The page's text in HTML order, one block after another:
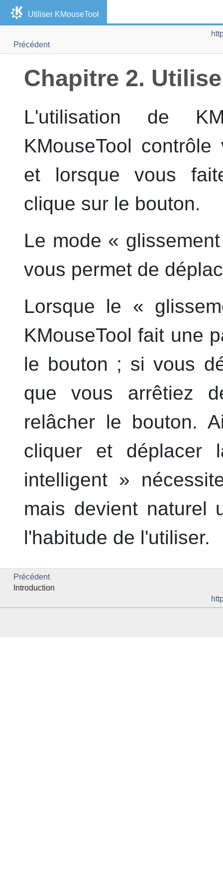
Utiliser KMouseTool
Précédent
Chapitre 2.
L'utilisation de
KMouseTool contrôle
et lorsque vous
clique sur le bouton.
Le mode «
vous permet de
Lorsque le «
KMouseTool fait une
le bouton ; si vous
que vous arrêtiez
relâcher le bouton.
cliquer et déplacer
intelligent »
mais devient naturel
l'habitude de l'utiliser.
Précédent
Introduction